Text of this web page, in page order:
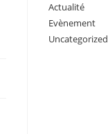
Actualité
Evènement
Uncategorized